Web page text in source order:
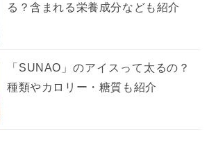
る？含まれる栄養成分なども紹介
「SUNAO」のアイスって太るの？
種類やカロリー・糖質も紹介